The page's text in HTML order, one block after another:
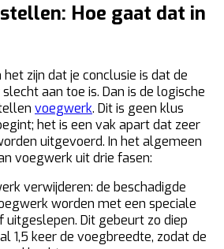
Hoe gaat dat in
zijn dat je conclusie is dat de
aan toe is. Dan is de logische
voegwerk. Dit is geen klus
het is een vak apart dat zeer
uitgevoerd. In het algemeen
voegwerk uit drie fasen:
verwijderen: de beschadigde
worden met een speciale
Dit gebeurt zo diep
1,5 keer de voegbreedte, zodat de